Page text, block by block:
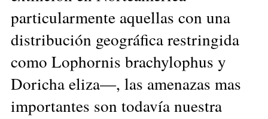
particularmente aquellas con una
distribución geográfica restringida
como Lophornis brachylophus y
Doricha eliza—, las amenazas mas
importantes son todavía nuestra